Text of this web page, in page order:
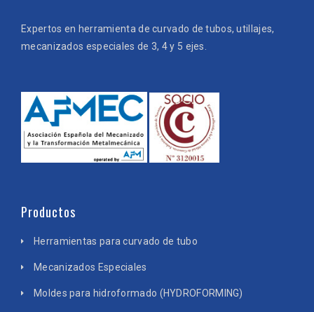
Expertos en herramienta de curvado de tubos, utillajes,
mecanizados especiales de 3, 4 y 5 ejes.
Productos
Herramientas para curvado de tubo
Mecanizados Especiales
Moldes para hidroformado (HYDROFORMING)